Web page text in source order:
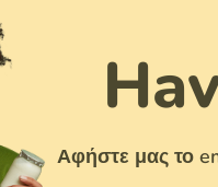
Αφήστε μας το